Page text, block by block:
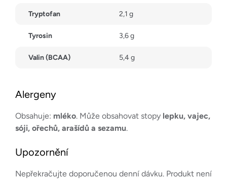
Tryptofan 2,1 g
Tyrosin 3,6 g
Valin (BCAA) 5,4 g
Alergeny
Obsahuje: mléko. Může obsahovat stopy lepku, vajec,
sóji, ořechů, arašídů a sezamu.
Upozornění
Nepřekračujte doporučenou denní dávku. Produkt není